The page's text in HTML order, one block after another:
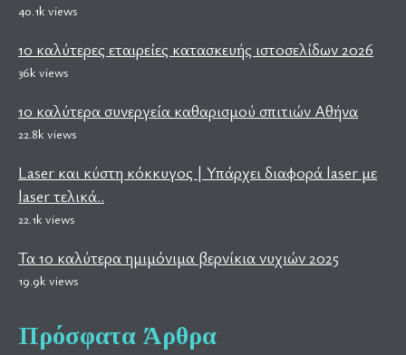
40.1k views
10 καλύτερες εταιρείες κατασκευής ιστοσελίδων 2026
36k views
10 καλύτερα συνεργεία καθαρισμού σπιτιών Αθήνα
22.8k views
Laser και κύστη κόκκυγος | Υπάρχει διαφορά laser με
laser τελικά..
22.1k views
Τα 10 καλύτερα ημιμόνιμα βερνίκια νυχιών 2025
19.9k views
Πρόσφατα Άρθρα